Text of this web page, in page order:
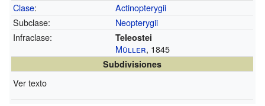
Clase:
Actinopterygii
Subclase:
Neopterygii
Infraclase:
Teleostei
Müller, 1845
Subdivisiones
Ver texto